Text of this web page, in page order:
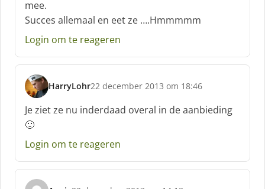
mee.
Succes allemaal en eet ze ….Hmmmmm
Login om te reageren
HarryLohr
s
c
h
r
e
f
22 december 2013 om 18:46
Je ziet ze nu inderdaad overal in de aanbieding
🙂
Login om te reageren